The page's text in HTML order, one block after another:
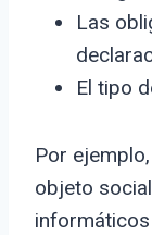
Las
El tipo
Por
objeto